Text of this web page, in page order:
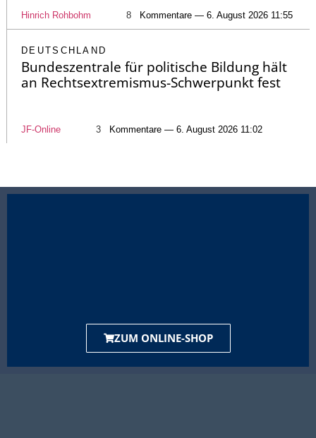
Hinrich Rohbohm 8 Kommentare — 6. August 2026 11:55
DEUTSCHLAND
Bundeszentrale für politische Bildung hält
an Rechtsextremismus-Schwerpunkt fest
JF-Online 3 Kommentare — 6. August 2026 11:02
ZUM ONLINE-SHOP